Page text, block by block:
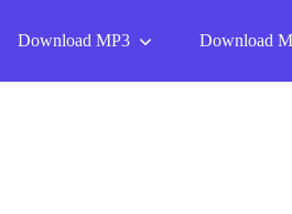
Download MP3 Download